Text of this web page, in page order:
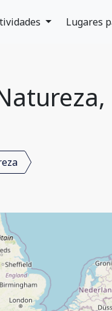
Lugares